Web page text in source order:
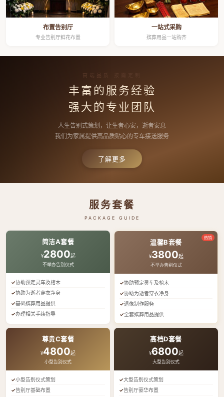
布置告别厅
专业告别厅鲜花布置
一站式采购
殡葬用品一站购齐
高端品质 按需定制
丰富的服务经验
强大的专业团队
人生告别式策划，让生者心安，逝者安息
我们为家属提供高品质贴心的专车接送服务
了解更多
服务套餐
PACKAGE GUIDE
简洁A套餐
¥2800起
不举办告别仪式
协助预定灵车及棺木
协助为逝者穿衣净身
基础殡葬用品提供
办理相关手续指导
热销
温馨B套餐
¥3800起
不举办告别仪式
协助预定灵车及棺木
协助为逝者穿衣净身
遗像制作服务
全套殡葬用品提供
尊贵C套餐
¥4800起
小型告别仪式
小型告别仪式策划
告别厅基础布置
高档D套餐
¥6800起
大型告别仪式
大型告别仪式策划
告别厅豪华布置